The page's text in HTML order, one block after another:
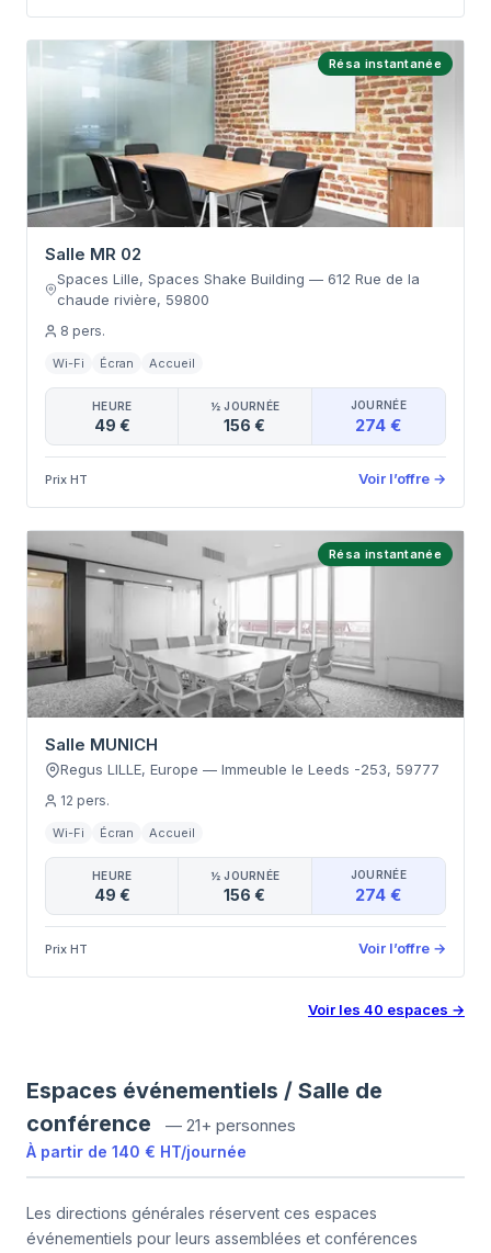
Résa instantanée
Salle MR 02
Spaces Lille, Spaces Shake Building — 612 Rue de la
chaude rivière, 59800
8 pers.
Wi-Fi Écran Accueil
HEURE
49 €
½ JOURNÉE
156 €
JOURNÉE
274 €
Prix HT Voir l’offre →
Résa instantanée
Salle MUNICH
Regus LILLE, Europe — Immeuble le Leeds -253, 59777
12 pers.
Wi-Fi Écran Accueil
HEURE
49 €
½ JOURNÉE
156 €
JOURNÉE
274 €
Prix HT Voir l’offre →
Voir les 40 espaces →
Espaces événementiels / Salle de
conférence
— 21+ personnes
À partir de 140 € HT/journée
Les directions générales réservent ces espaces
événementiels pour leurs assemblées et conférences